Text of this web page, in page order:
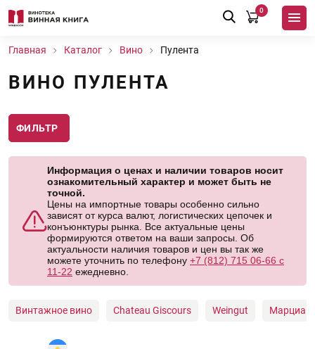
0
Главная Каталог Вино Пулента
ВИНО ПУЛЕНТА
ФИЛЬТР
Информация о ценах и наличии товаров носит
ознакомительный характер и может быть не
точной.
Цены на импортные товары особенно сильно
зависят от курса валют, логистических цепочек и
конъюнктуры рынка. Все актуальные цены
формируются ответом на ваши запросы. Об
актуальности наличия товаров и цен вы так же
можете уточнить по телефону +7 (812) 715 06-66 с
11-22 ежедневно.
Винтажное вино Chateau Giscours Weingut